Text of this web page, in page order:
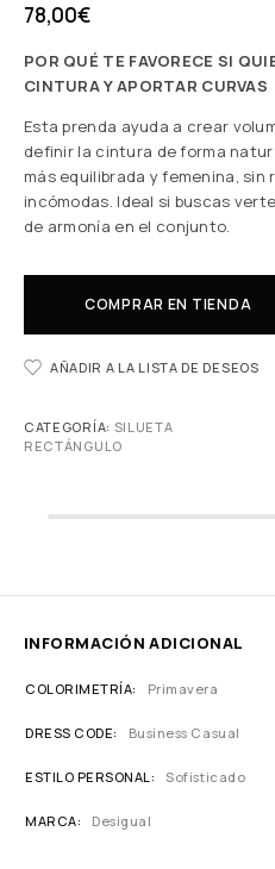
78,00€
POR QUÉ TE FAVORECE SI
CINTURA Y APORTAR CURVAS
Esta prenda ayuda a crear
definir la cintura de forma
más equilibrada y femenina,
incómodas. Ideal si buscas
de armonía en el conjunto.
COMPRAR EN TIENDA
AÑADIR A LA LISTA DE DESEOS
CATEGORÍA: SILUETA
RECTÁNGULO
INFORMACIÓN ADICIONAL
COLORIMETRÍA Primavera
DRESS CODE Business Casual
ESTILO PERSONAL Sofisticado
MARCA Desigual